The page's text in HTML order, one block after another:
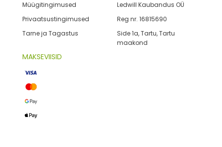
Müügitingimused
Privaatsustingimused
Tarne ja Tagastus
Ledwill Kaubandus OÜ
Reg nr. 16815690
Side 1a, Tartu, Tartu
maakond
MAKSEVIISID